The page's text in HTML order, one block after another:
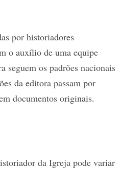
por historiadores
o auxílio de uma equipe
seguem os padrões nacionais
da editora passam por
documentos originais.
da Igreja pode variar